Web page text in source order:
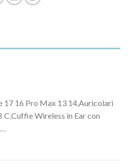
17 16 Pro Max 13 14,Auricolari
Wireless in Ear con